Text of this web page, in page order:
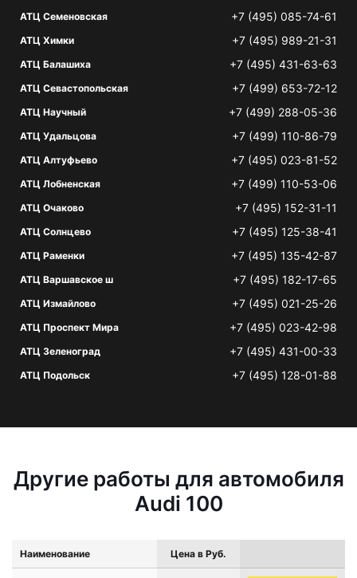
АТЦ Семеновская +7 (495) 085-74-61
АТЦ Химки +7 (495) 989-21-31
АТЦ Балашиха +7 (495) 431-63-63
АТЦ Севастопольская +7 (499) 653-72-12
АТЦ Научный +7 (499) 288-05-36
АТЦ Удальцова +7 (499) 110-86-79
АТЦ Алтуфьево +7 (495) 023-81-52
АТЦ Лобненская +7 (499) 110-53-06
АТЦ Очаково +7 (495) 152-31-11
АТЦ Солнцево +7 (495) 125-38-41
АТЦ Раменки +7 (495) 135-42-87
АТЦ Варшавское ш +7 (495) 182-17-65
АТЦ Измайлово +7 (495) 021-25-26
АТЦ Проспект Мира +7 (495) 023-42-98
АТЦ Зеленоград +7 (495) 431-00-33
АТЦ Подольск +7 (495) 128-01-88
Другие работы для автомобиля
Audi 100
Наименование Цена в Руб.